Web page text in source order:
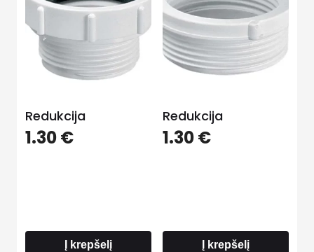
Redukcija
1.30€
Į krepšelį
Redukcija
1.30€
Į krepšelį